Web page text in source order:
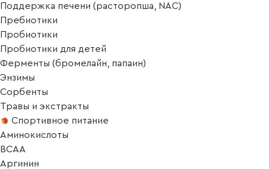
Поддержка печени (расторопша, NAC)
Пребиотики
Пробиотики
Пробиотики для детей
Ферменты (бромелайн, папаин)
Энзимы
Сорбенты
Травы и экстракты
Спортивное питание
Аминокислоты
BCAA
Аргинин